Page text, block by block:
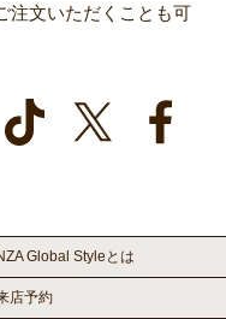
注文いただくことも可
Global Styleとは
店予約